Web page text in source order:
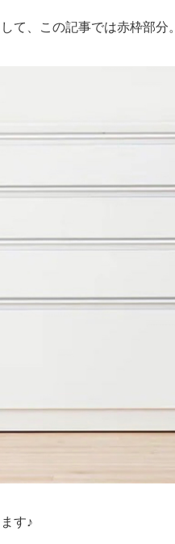
て、この記事では赤枠部分。
す♪